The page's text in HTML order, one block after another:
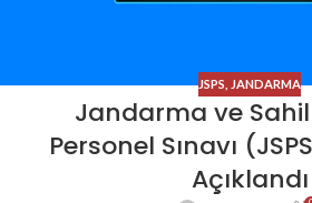
JSPS JANDARMA
Jandarma ve
Personel Sınavı
Açıklandı